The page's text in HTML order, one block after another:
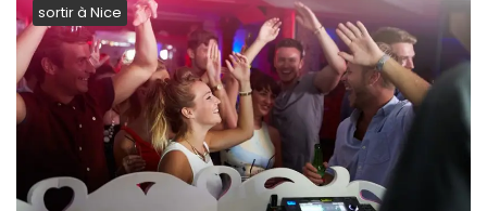
sortir à Nice